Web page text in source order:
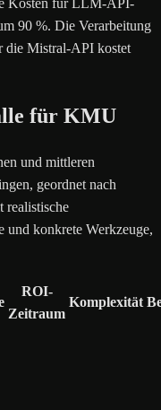
90 %. Die Verarbeitung
die Mistral-API kostet
für KMU
und mittleren
geordnet nach
realistische
und konkrete Werkzeuge,
ROI-
Zeitraum
Komplexität